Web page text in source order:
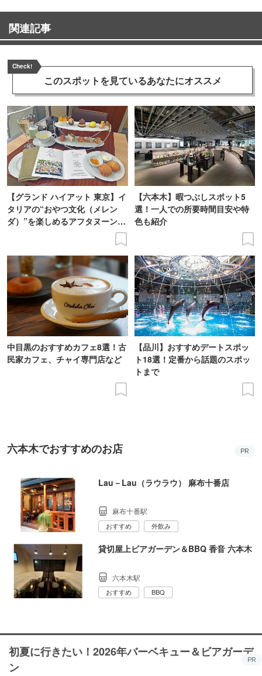
関連記事
Check!
このスポットを見ているあなたにオススメ
【グランド ハイアット 東京】イ
タリアの“おやつ文化（メレン
ダ）”を楽しめるアフタヌーンテ
【六本木】暇つぶしスポット5
選！一人での所要時間目安や特
色も紹介
中目黒のおすすめカフェ8選！古
民家カフェ、チャイ専門店など
【品川】おすすめデートスポッ
ト18選！定番から話題のスポッ
トまで
六本木でおすすめのお店 PR
Lau－Lau（ラウラウ） 麻布十番店
麻布十番駅
おすすめ 外飲み
貸切屋上ビアガーデン＆BBQ 香音 六本木
六本木駅
おすすめ BBQ
初夏に行きたい！2026年バーベキュー＆ビアガーデ
ン
PR